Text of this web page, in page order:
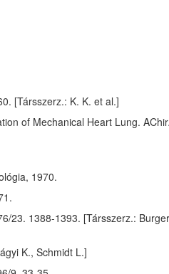
[Társszerz.: K. K. et al.]
of Mechanical Heart Lung.
1970.
23. 1388-1393. [Társszerz.:
K., Schmidt L.]